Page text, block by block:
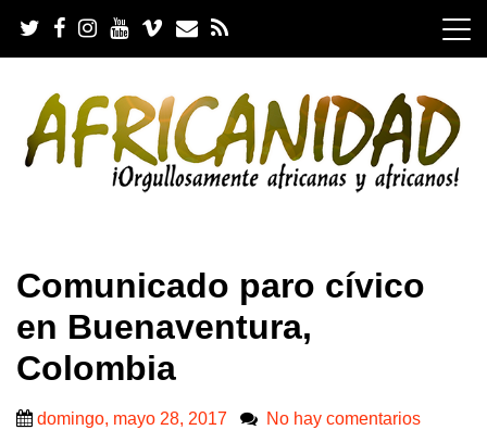
i
Comunicado paro cívico
en Buenaventura,
Colombia
domingo, mayo 28, 2017 No hay comentarios